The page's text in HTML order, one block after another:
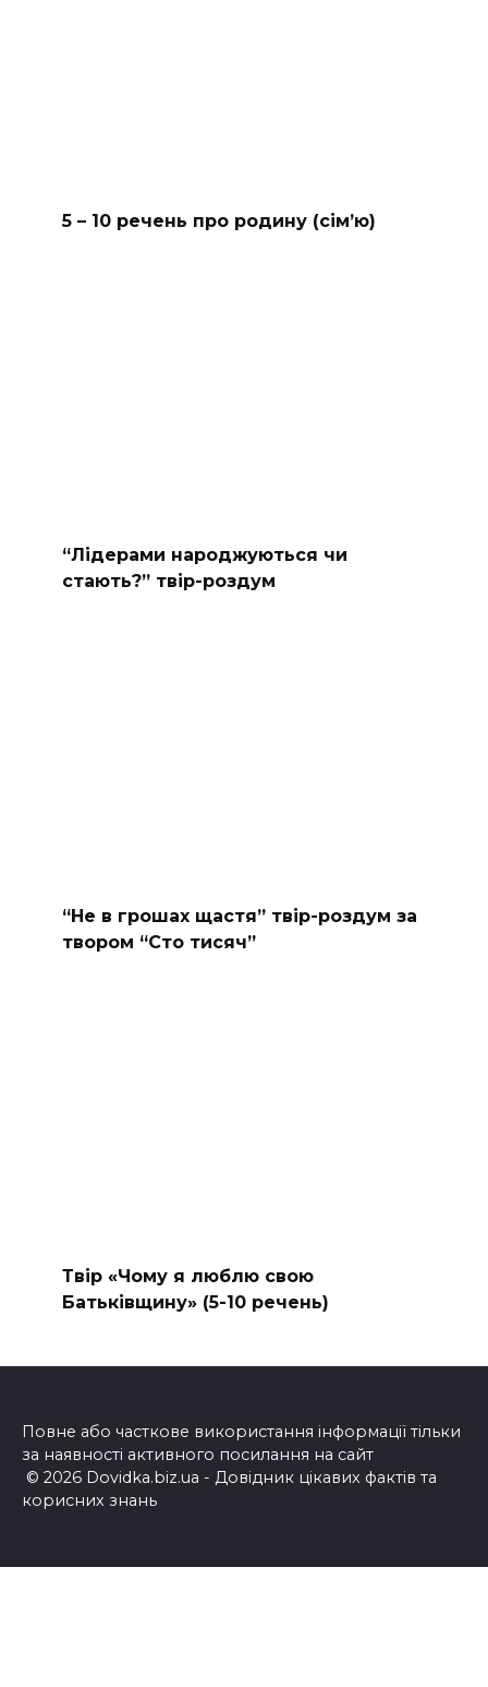
5 – 10 речень про родину (сімʼю)
“Лідерами народжуються чи
стають?” твір-роздум
“Не в грошах щастя” твір-роздум за
твором “Сто тисяч”
Твір «Чому я люблю свою
Батьківщину» (5-10 речень)
Повне або часткове використання інформації тільки
за наявності активного посилання на сайт
© 2026 Dovidka.biz.ua - Довідник цікавих фактів та
корисних знань